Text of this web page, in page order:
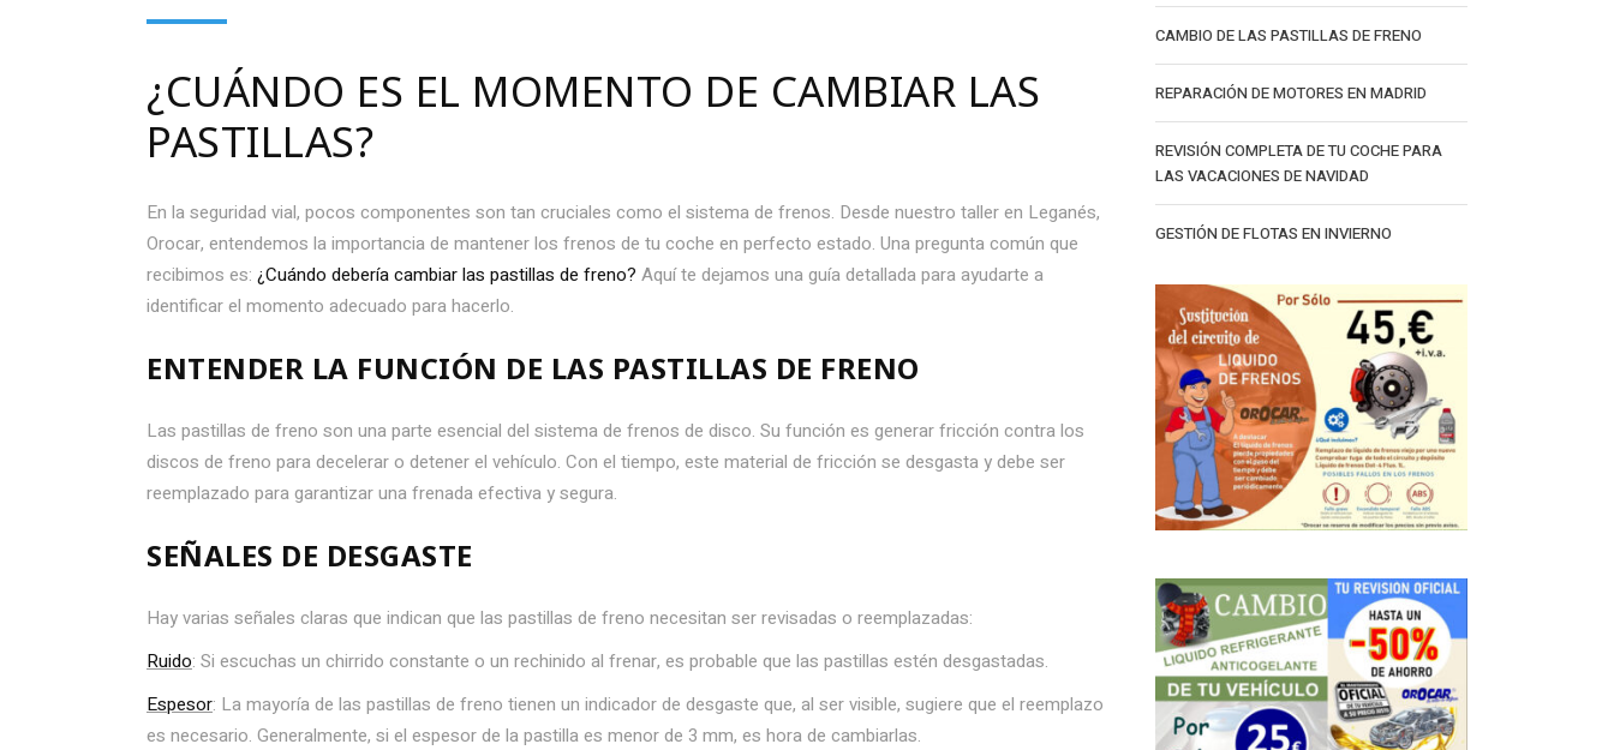
¿CUÁNDO ES EL MOMENTO DE CAMBIAR LAS
PASTILLAS?
En la seguridad vial, pocos componentes son tan cruciales como el sistema de frenos. Desde nuestro taller en Leganés,
Orocar, entendemos la importancia de mantener los frenos de tu coche en perfecto estado. Una pregunta común que
recibimos es: ¿Cuándo debería cambiar las pastillas de freno? Aquí te dejamos una guía detallada para ayudarte a
identificar el momento adecuado para hacerlo.
ENTENDER LA FUNCIÓN DE LAS PASTILLAS DE FRENO
Las pastillas de freno son una parte esencial del sistema de frenos de disco. Su función es generar fricción contra los
discos de freno para decelerar o detener el vehículo. Con el tiempo, este material de fricción se desgasta y debe ser
reemplazado para garantizar una frenada efectiva y segura.
SEÑALES DE DESGASTE
Hay varias señales claras que indican que las pastillas de freno necesitan ser revisadas o reemplazadas:
Ruido: Si escuchas un chirrido constante o un rechinido al frenar, es probable que las pastillas estén desgastadas.
Espesor: La mayoría de las pastillas de freno tienen un indicador de desgaste que, al ser visible, sugiere que el reemplazo
es necesario. Generalmente, si el espesor de la pastilla es menor de 3 mm, es hora de cambiarlas.
CAMBIO DE LAS PASTILLAS DE FRENO
REPARACIÓN DE MOTORES EN MADRID
REVISIÓN COMPLETA DE TU COCHE PARA
LAS VACACIONES DE NAVIDAD
GESTIÓN DE FLOTAS EN INVIERNO